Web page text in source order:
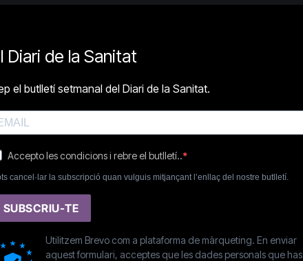
Diari de la Sanitat
el butlletí setmanal del Diari de la Sanitat.
Accepto les condicions i rebre el butlletí..
cancel·lar la subscripció quan vulguis mitjançant l’enllaç del nostre butlletí.
SUBSCRIU-TE
Utilitzem Brevo com a plataforma de màrqueting. En enviar
aquest formulari, acceptes que les dades personals que has